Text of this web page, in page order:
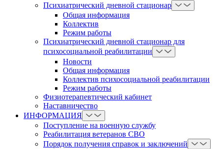
Психиатрический дневной стационар
Общая информация
Коллектив
Режим работы
Психиатрический дневной стационар для
психосоциальной реабилитации
Новости
Общая информация
Коллектив психосоциальной реабилитации
Режим работы
Физиотерапевтический кабинет
Наставничество
ИНФОРМАЦИЯ
Поступление на военную службу
Реабилитация ветеранов СВО
Порядок получения справок и заключений